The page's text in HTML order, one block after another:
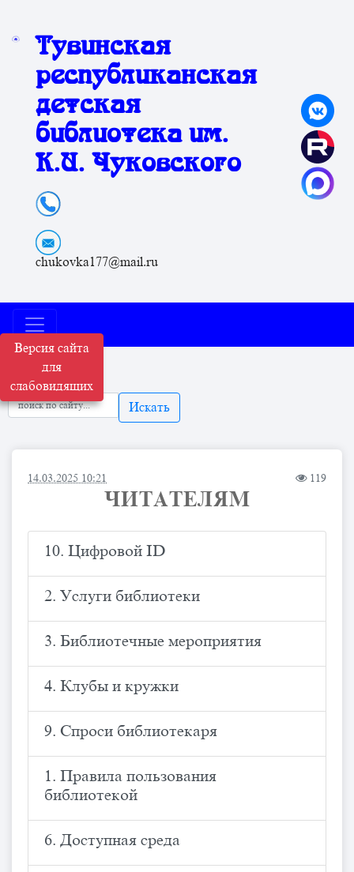
Версия сайта
для
слабовидящих
Тувинская
республиканская
детская
библиотека им.
К.И. Чуковского
chukovka177@mail.ru
Искать
14.03.2025 10:21 119
ЧИТАТЕЛЯМ
10. Цифровой ID
2. Услуги библиотеки
3. Библиотечные мероприятия
4. Клубы и кружки
9. Спроси библиотекаря
1. Правила пользования
библиотекой
6. Доступная среда